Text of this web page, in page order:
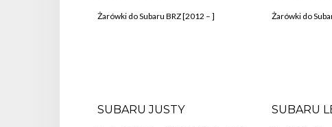
Żarówki do Subaru BRZ [2012 – ] Żarówki do
SUBARU JUSTY SUBARU